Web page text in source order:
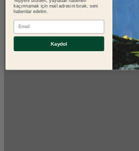
kaçırmamak için mail adresini bırak, seni
haberdar edelim.
E-mail
Kaydol